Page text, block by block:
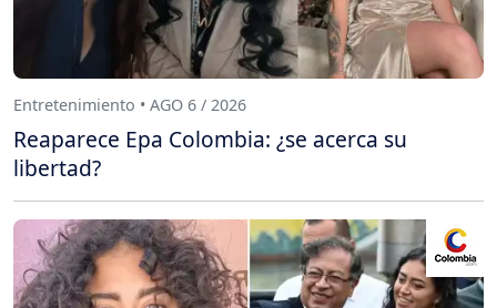
Entretenimiento • AGO 6 / 2026
Reaparece Epa Colombia: ¿se acerca su
libertad?